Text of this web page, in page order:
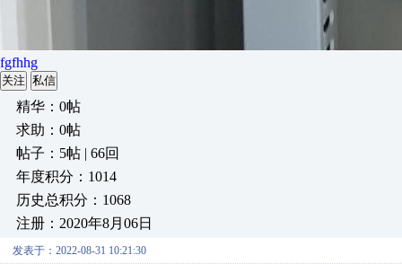
fgfhhg
关注 私信
精华：0帖
求助：0帖
帖子：5帖 | 66回
年度积分：1014
历史总积分：1068
注册：2020年8月06日
发表于：2022-08-31 10:21:30